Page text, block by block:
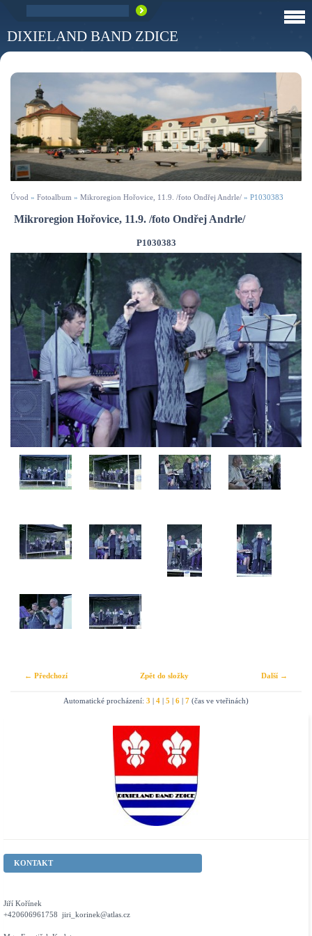
DIXIELAND BAND ZDICE
Úvod » Fotoalbum » Mikroregion Hořovice, 11.9. /foto Ondřej Andrle/ » P1030383
Mikroregion Hořovice, 11.9. /foto Ondřej Andrle/
P1030383
← Předchozí Další →
Zpět do složky
Automatické procházení: 3 | 4 | 5 | 6 | 7 (čas ve vteřinách)
KONTAKT
Jiří Kořínek
+420606961758 jiri_korinek@atlas.cz